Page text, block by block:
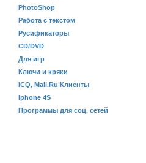
PhotoShop
Работа с текстом
Русификаторы
CD/DVD
Для игр
Ключи и кряки
ICQ, Mail.Ru Клиенты
Iphone 4S
Программы для соц. сетей